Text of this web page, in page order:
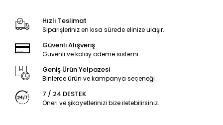
Hızlı Teslimat
Siparişleriniz en kısa sürede elinize ulaşır.
Güvenli Alışveriş
Güvenli ve kolay ödeme sistemi
Geniş Ürün Yelpazesi
Binlerce ürün ve kampanya seçeneği
7 / 24 DESTEK
Öneri ve şikayetlerinizi bize iletebilirsiniz.